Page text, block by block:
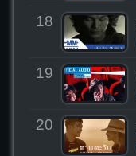
18
19
20